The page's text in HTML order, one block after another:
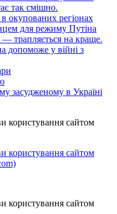
так смішно.
окупованих регіонах
для режиму Путіна
— трапляється на краще.
допоможе у війні з
засудженому в Україні
користування сайтом
користування сайтом
користування сайтом